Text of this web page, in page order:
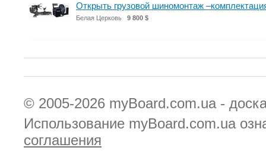
Открыть грузовой шиномонтаж
Белая Церковь 9 800 $
© 2005-2026 myBoard.com.ua -
Использование myBoard.com.ua
соглашения